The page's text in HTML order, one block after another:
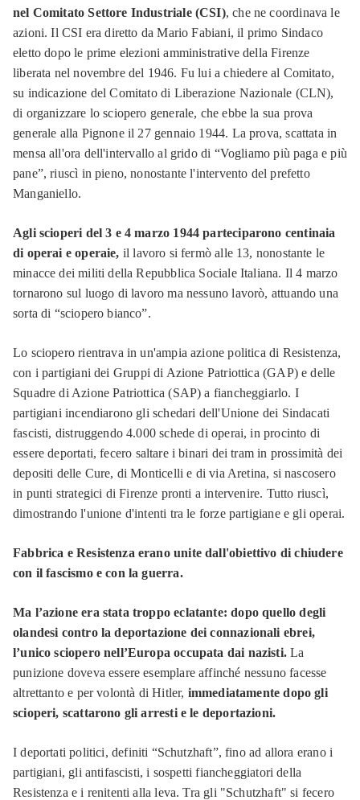
nel Comitato Settore Industriale (CSI), che ne coordinava le
azioni. Il CSI era diretto da Mario Fabiani, il primo Sindaco
eletto dopo le prime elezioni amministrative della Firenze
liberata nel novembre del 1946. Fu lui a chiedere al Comitato,
su indicazione del Comitato di Liberazione Nazionale (CLN),
di organizzare lo sciopero generale, che ebbe la sua prova
generale alla Pignone il 27 gennaio 1944. La prova, scattata in
mensa all'ora dell'intervallo al grido di “Vogliamo più paga e più
pane”, riuscì in pieno, nonostante l'intervento del prefetto
Manganiello.
Agli scioperi del 3 e 4 marzo 1944 parteciparono centinaia
di operai e operaie, il lavoro si fermò alle 13, nonostante le
minacce dei militi della Repubblica Sociale Italiana. Il 4 marzo
tornarono sul luogo di lavoro ma nessuno lavorò, attuando una
sorta di “sciopero bianco”.
Lo sciopero rientrava in un'ampia azione politica di Resistenza,
con i partigiani dei Gruppi di Azione Patriottica (GAP) e delle
Squadre di Azione Patriottica (SAP) a fiancheggiarlo. I
partigiani incendiarono gli schedari dell'Unione dei Sindacati
fascisti, distruggendo 4.000 schede di operai, in procinto di
essere deportati, fecero saltare i binari dei tram in prossimità dei
depositi delle Cure, di Monticelli e di via Aretina, si nascosero
in punti strategici di Firenze pronti a intervenire. Tutto riuscì,
dimostrando l'unione d'intenti tra le forze partigiane e gli operai.
Fabbrica e Resistenza erano unite dall'obiettivo di chiudere
con il fascismo e con la guerra.
Ma l’azione era stata troppo eclatante: dopo quello degli
olandesi contro la deportazione dei connazionali ebrei,
l’unico sciopero nell’Europa occupata dai nazisti.La
punizione doveva essere esemplare affinché nessuno facesse
altrettanto e per volontà di Hitler, immediatamente dopo gli
scioperi, scattarono gli arresti e le deportazioni.
I deportati politici, definiti “Schutzhaft”, fino ad allora erano i
partigiani, gli antifascisti, i sospetti fiancheggiatori della
Resistenza e i renitenti alla leva. Tra gli "Schutzhaft" si fecero